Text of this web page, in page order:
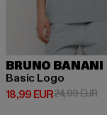
BRUNO BANANI
Basic Logo
18,99 EUR
Prix courant: 18,99
24,99 EUR